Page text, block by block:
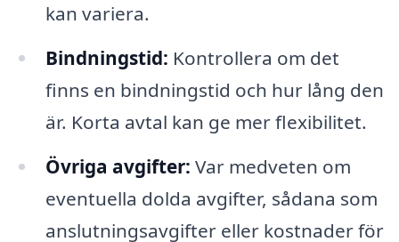
kan variera.
Bindningstid: Kontrollera om det
finns en bindningstid och hur lång den
är. Korta avtal kan ge mer flexibilitet.
Övriga avgifter: Var medveten om
eventuella dolda avgifter, sådana som
anslutningsavgifter eller kostnader för